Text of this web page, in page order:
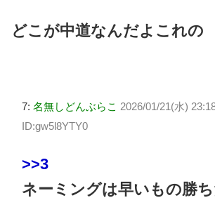
どこが中道なんだよこれの
7: 名無しどんぶらこ 2026/01/21(水)
ID:gw5l8YTY0
>>3
ネーミングは早いもの勝